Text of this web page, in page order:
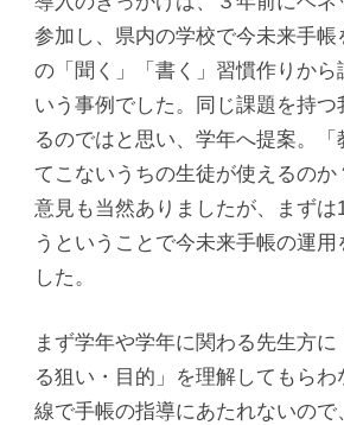
参加し、県内の学校で今未来手帳
の「聞く」「書く」習慣作りから
いう事例でした。同じ課題を持つ
るのではと思い、学年へ提案。「
てこないうちの生徒が使えるの
意見も当然ありましたが、まずは
うということで今未来手帳の運用
した。
まず学年や学年に関わる先生方
る狙い・目的」を理解してもらわ
線で手帳の指導にあたれないので